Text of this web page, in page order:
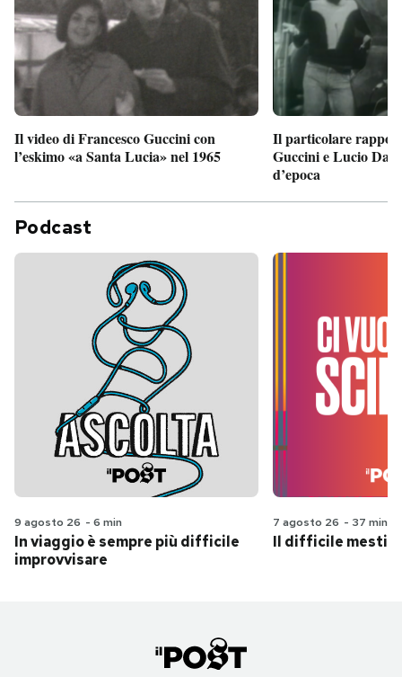
Il video di Francesco Guccini con
l’eskimo «a Santa Lucia» nel 1965
Il particolare
Guccini e Lucio
d’epoca
Podcast
9 agosto 26 - 6 min
In viaggio è sempre più difficile
improvvisare
7 agosto 26 - 37 min
Il difficile